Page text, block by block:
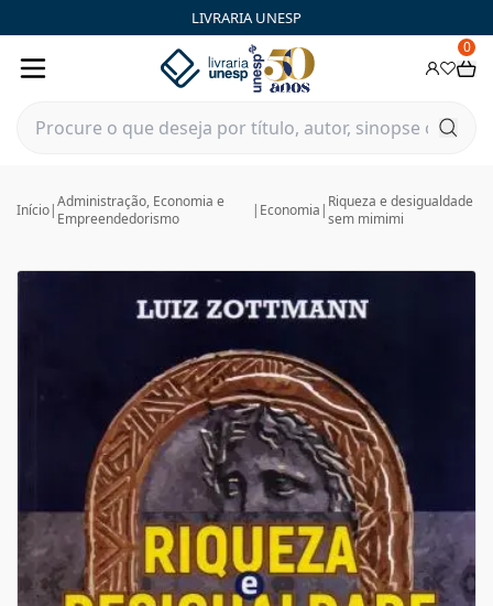
LIVRARIA UNESP
0
Início|Administração, Economia e
Empreendedorismo
| Economia | Riqueza e desigualdade
sem mimimi